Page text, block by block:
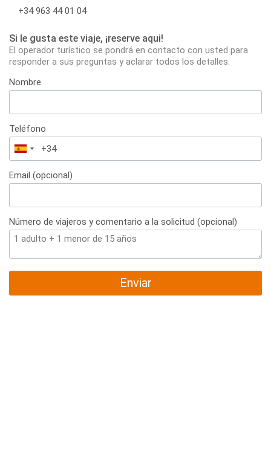
+34 963 44 01 04
Si le gusta este viaje, ¡reserve aqui!
El operador turístico se pondrá en contacto con usted para
responder a sus preguntas y aclarar todos los detalles.
Nombre
Teléfono
España
+34
Email (opcional)
Número de viajeros y comentario a la solicitud (opcional)
Enviar